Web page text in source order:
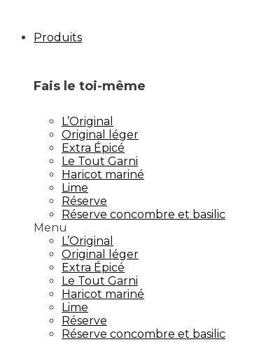
Produits
Fais le toi-même
L’Original
Original léger
Extra Épicé
Le Tout Garni
Haricot mariné
Lime
Réserve
Réserve concombre et basilic
Menu
L’Original
Original léger
Extra Épicé
Le Tout Garni
Haricot mariné
Lime
Réserve
Réserve concombre et basilic